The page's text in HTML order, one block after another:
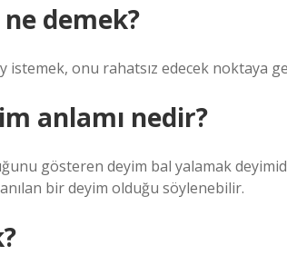
demek?
onu rahatsız edecek noktaya
anlamı nedir?
gösteren deyim bal yalamak
bir deyim olduğu söylenebilir.